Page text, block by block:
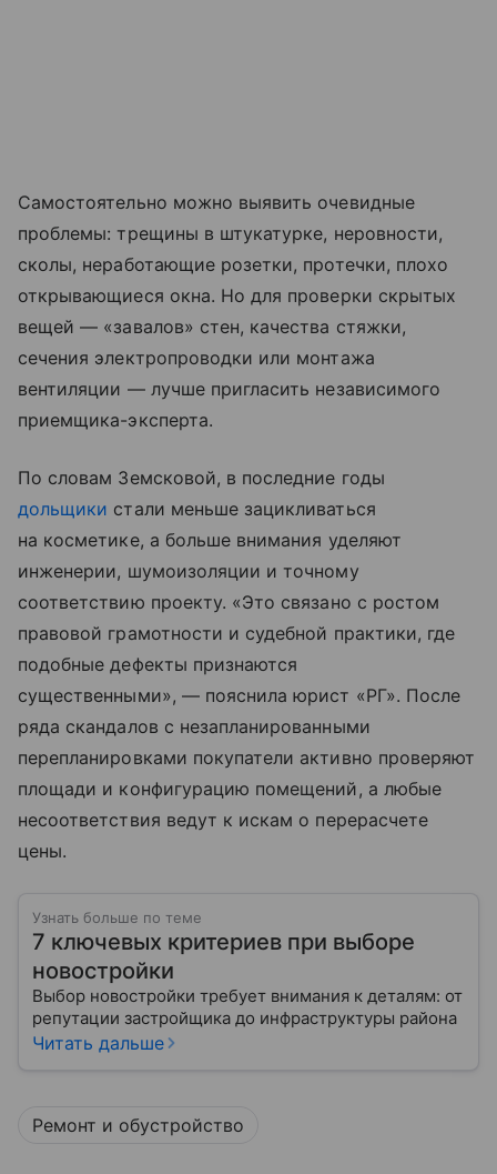
Самостоятельно можно выявить очевидные
проблемы: трещины в штукатурке, неровности,
сколы, неработающие розетки, протечки, плохо
открывающиеся окна. Но для проверки скрытых
вещей — «завалов» стен, качества стяжки,
сечения электропроводки или монтажа
вентиляции — лучше пригласить независимого
приемщика-эксперта.
По словам Земсковой, в последние годы
дольщики стали меньше зацикливаться
на косметике, а больше внимания уделяют
инженерии, шумоизоляции и точному
соответствию проекту. «Это связано с ростом
правовой грамотности и судебной практики, где
подобные дефекты признаются
существенными», — пояснила юрист «РГ». После
ряда скандалов с незапланированными
перепланировками покупатели активно проверяют
площади и конфигурацию помещений, а любые
несоответствия ведут к искам о перерасчете
цены.
Узнать больше по теме
7 ключевых критериев при выборе
новостройки
Выбор новостройки требует внимания к деталям: от
репутации застройщика до инфраструктуры района
Читать дальше
Ремонт и обустройство